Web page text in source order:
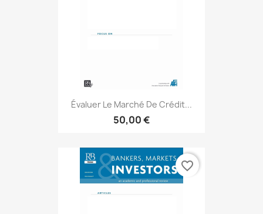
Évaluer Le Marché De Crédit...
50,00 €
favorite_border